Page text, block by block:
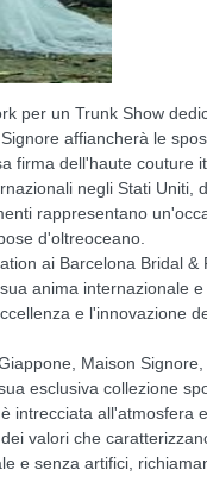
per un Trunk Show
affiancherà le
firma dell'haute couture
negli Stati Uniti,
rappresentano
d'oltreoceano.
ai Barcelona Bridal &
anima internazionale
e l'innovazione
Maison
esclusiva collezione
intrecciata all'atmosfera
valori che
e senza artifici,